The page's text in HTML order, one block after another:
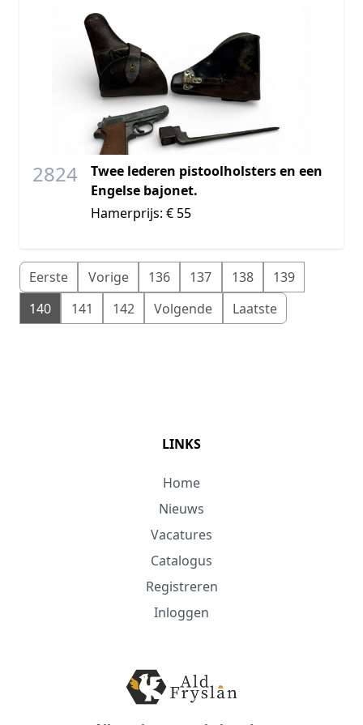
2824
Twee lederen pistoolholsters en een
Engelse bajonet.
Hamerprijs: € 55
Eerste Vorige 136 137 138
139
140
141 142 Volgende Laatste
LINKS
Home
Nieuws
Vacatures
Catalogus
Registreren
Inloggen